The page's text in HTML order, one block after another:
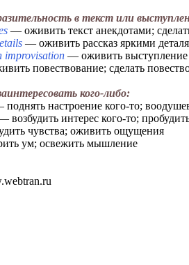
в текст или
— оживить текст анекдотами;
— оживить рассказ яркими
improvisation — оживить выступление
повествование; сделать
кого-либо:
настроение кого-то;
возбудить интерес кого-то;
чувства; оживить ощущения
ум; освежить мышление